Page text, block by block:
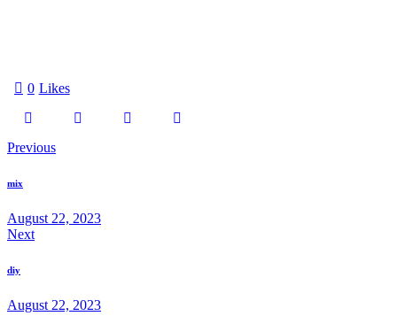
0 Likes
Previous
mix
August 22, 2023
Next
diy
August 22, 2023